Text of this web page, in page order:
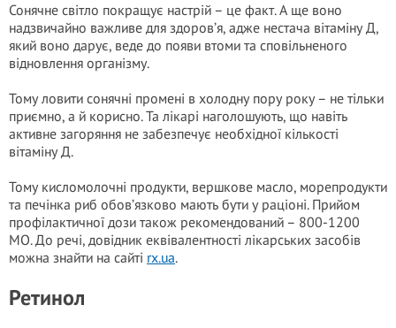
Сонячне свiтло покращує настрій – це факт. А ще воно
надзвичайно важливе для здоров’я, адже нестача вітаміну Д,
який воно дарує, веде до появи втоми та сповільненого
відновлення організму.
Тому ловити сонячні промені в холодну пору року – не тільки
приємно, а й корисно. Та лікарі наголошують, що навіть
активне загоряння не забезпечує необхідної кількості
вітаміну Д.
Тому кисломолочні продукти, вершкове масло, морепродукти
та печінка риб обов’язково мають бути у раціоні. Прийом
профілактичної дози також рекомендований – 800-1200
МО. До речі, довідник еквівалентності лікарських засобів
можна знайти на сайті rx.ua.
Ретинол